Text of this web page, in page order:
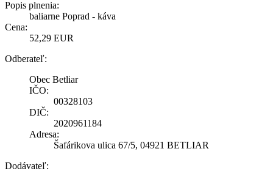
Popis plnenia:
baliarne Poprad - káva
Cena:
52,29 EUR
Odberateľ:
Obec Betliar
IČO:
00328103
DIČ:
2020961184
Adresa:
Šafárikova ulica 67/5, 04921 BETLIAR
Dodávateľ: